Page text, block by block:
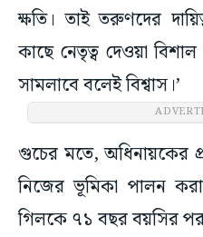
ক্ষতি। তাই তরুণদের
কাছে নেতৃত্ব দেওয়া
সামলাবে বলেই বিশ্বাস।’
গুচের মতে, অধিনায়কের
নিজের ভূমিকা পালন
গিলকে ৭১ বছর বয়সির